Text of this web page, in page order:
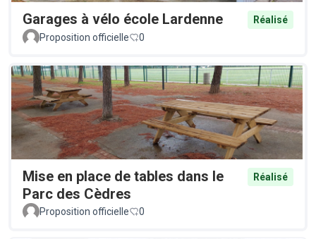
Garages à vélo école Lardenne
Réalisé
Proposition officielle
0
Mise en place de tables dans le
Parc des Cèdres
Réalisé
Proposition officielle 0